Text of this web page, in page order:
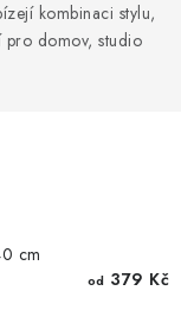
kombinaci stylu,
domov, studio
cm
od 379 Kč